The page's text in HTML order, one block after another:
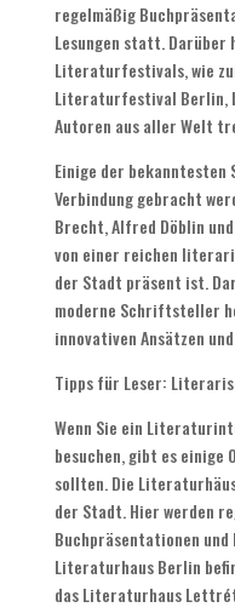
regelmäßig
Lesungen statt. Darüber
Literaturfestivals, wie
Literaturfestival Berlin,
Autoren aus aller Welt
Einige der
Verbindung gebracht
Brecht, Alfred Döblin
von einer reichen
der Stadt präsent ist.
moderne Schriftsteller
innovativen Ansätzen
Tipps für Leser:
Wenn Sie ein
besuchen, gibt es einige
sollten. Die
der Stadt. Hier werden
Buchpräsentationen
Literaturhaus Berlin
das Literaturhaus